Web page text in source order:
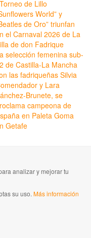
de Lillo
World” y
de Oro” triunfan
el Carnaval 2026 de La
de don Fadrique
selección femenina sub-
de Castilla-La Mancha
las fadriqueñas Silvia
y Lara
Brunete, se
campeona de
en Paleta Goma
Getafe
analizar y mejorar tu
su uso.Más información